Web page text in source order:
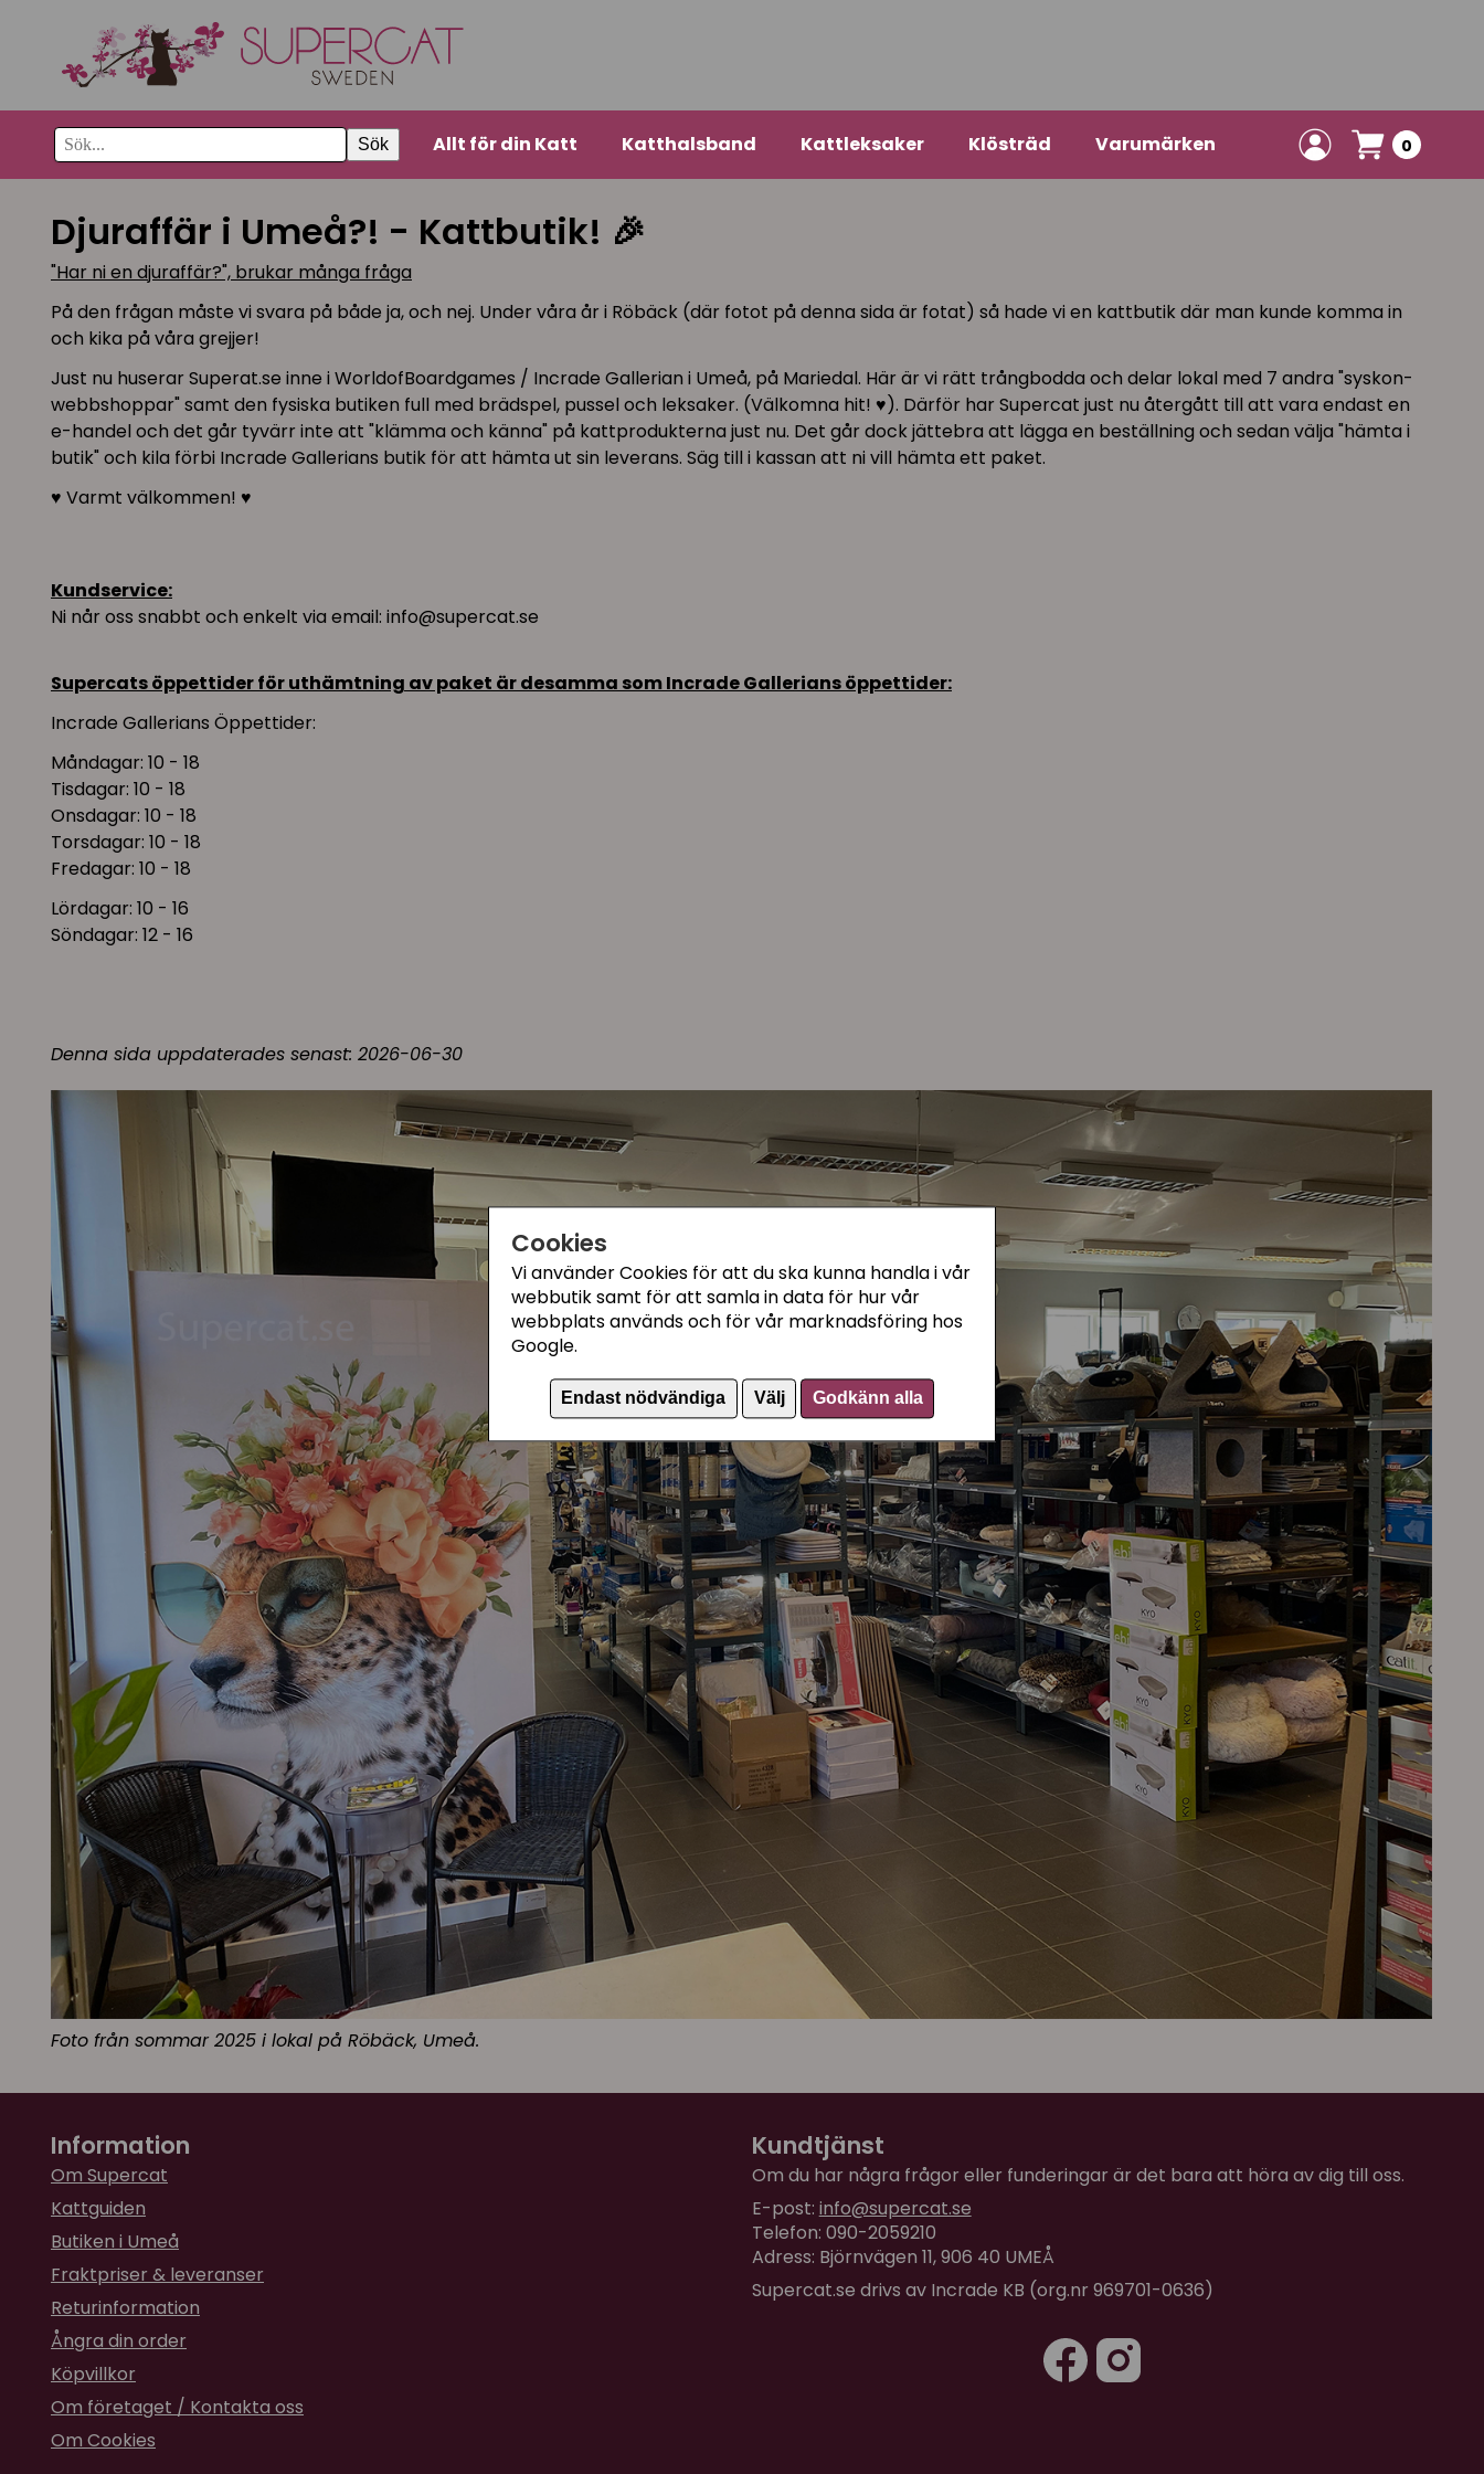
Cookies
Vi använder Cookies för att du ska kunna handla i vår
webbutik samt för att samla in data för hur vår
webbplats används och för vår marknadsföring hos
Google.
Endast nödvändiga Välj Godkänn alla
Sök Allt för din Katt Katthalsband Kattleksaker Klösträd Varumärken 0
Djuraffär i Umeå?! - Kattbutik! 🎉
"Har ni en djuraffär?", brukar många fråga
På den frågan måste vi svara på både ja, och nej. Under våra år i Röbäck (där fotot på denna sida är fotat) så hade vi en kattbutik där man kunde komma in
och kika på våra grejjer!
Just nu huserar Superat.se inne i WorldofBoardgames / Incrade Gallerian i Umeå, på Mariedal. Här är vi rätt trångbodda och delar lokal med 7 andra "syskon-
webbshoppar" samt den fysiska butiken full med brädspel, pussel och leksaker. (Välkomna hit! ♥︎). Därför har Supercat just nu återgått till att vara endast en
e-handel och det går tyvärr inte att "klämma och känna" på kattprodukterna just nu. Det går dock jättebra att lägga en beställning och sedan välja "hämta i
butik" och kila förbi Incrade Gallerians butik för att hämta ut sin leverans. Säg till i kassan att ni vill hämta ett paket.
♥︎ Varmt välkommen! ♥︎
Kundservice:
Ni når oss snabbt och enkelt via email: info@supercat.se
Supercats öppettider för uthämtning av paket är desamma som Incrade Gallerians öppettider:
Incrade Gallerians Öppettider:
Måndagar: 10 - 18
Tisdagar: 10 - 18
Onsdagar: 10 - 18
Torsdagar: 10 - 18
Fredagar: 10 - 18
Lördagar: 10 - 16
Söndagar: 12 - 16
Denna sida uppdaterades senast: 2026-06-30
Foto från sommar 2025 i lokal på Röbäck, Umeå.
Information
Om Supercat
Kattguiden
Butiken i Umeå
Fraktpriser & leveranser
Returinformation
Ångra din order
Köpvillkor
Om företaget / Kontakta oss
Om Cookies
Kundtjänst
Om du har några frågor eller funderingar är det bara att höra av dig till oss.
E-post: info@supercat.se
Telefon: 090-2059210
Adress: Björnvägen 11, 906 40 UMEÅ
Supercat.se drivs av Incrade KB (org.nr 969701-0636)